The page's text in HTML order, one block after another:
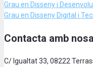
Grau en Disseny i
Grau en Disseny Digital i
Contacta amb
C/ Igualtat 33, 08222